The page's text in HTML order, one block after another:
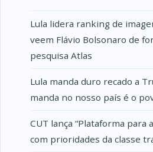
Lula lidera ranking de
veem Flávio Bolsonaro de
pesquisa Atlas
Lula manda duro recado a
manda no nosso país é o
CUT lança “Plataforma para
com prioridades da classe